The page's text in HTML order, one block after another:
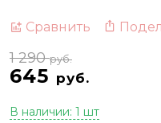
Сравнить
645 руб.
1 290руб.
В наличии: 1 шт